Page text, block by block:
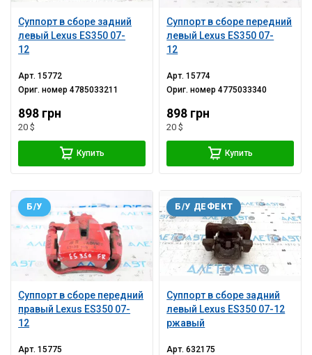
Суппорт в сборе задний
левый Lexus ES350 07-
12
Арт.15772
Ориг. номер4785033211
898 грн
20 $
Купить
Суппорт в сборе передний
левый Lexus ES350 07-
12
Арт.15774
Ориг. номер4775033340
898 грн
20 $
Купить
Суппорт в сборе передний
правый Lexus ES350 07-
12
Б/У
Арт.15775
Суппорт в сборе задний
левый Lexus ES350 07-12
ржавый
Б/У ДЕФЕКТ
Арт.632175